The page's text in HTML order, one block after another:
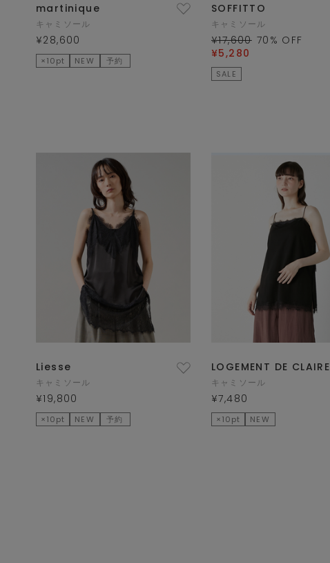
martinique
キャミソール
¥28,600
×10pt NEW 予約
SOFFITTO
キャミソール
¥17,600 70 % OFF
¥5,280
SALE
Liesse
キャミソール
¥19,800
×10pt NEW 予約
LOGEMENT DE CLAIRE
キャミソール
¥7,480
×10pt NEW